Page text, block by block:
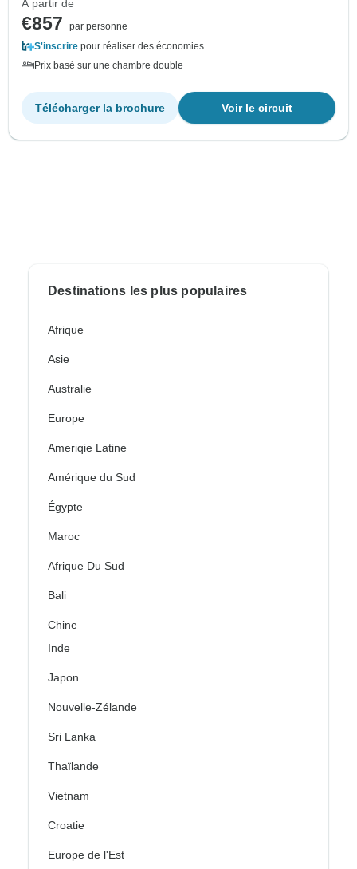
À partir de
€857
par personne
S'inscrire pour réaliser des économies
Prix basé sur une chambre double
Voir le circuit
Télécharger la brochure
Destinations les plus populaires
Afrique
Asie
Australie
Europe
Ameriqie Latine
Amérique du Sud
Égypte
Maroc
Afrique Du Sud
Bali
Chine
Inde
Japon
Nouvelle-Zélande
Sri Lanka
Thaïlande
Vietnam
Croatie
Europe de l'Est